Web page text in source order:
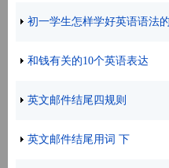
初一学生怎样学好英语语法
和钱有关的10个英语表达
英文邮件结尾四规则
英文邮件结尾用词 下